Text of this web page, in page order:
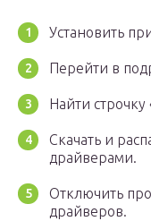
Установить
Перейти в
Найти
Скачать и
драйверами.
Отключить
драйверов.